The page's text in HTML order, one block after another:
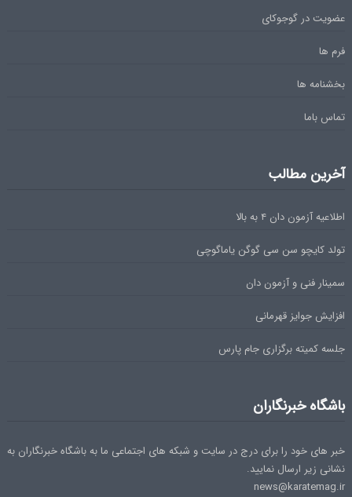
عضویت در گوجوکای
فرم ها
بخشنامه ها
تماس باما
آخرین مطالب
اطلاعیه آزمون دان ۴ به بالا
تولد کایچو سن سی گوگن یاماگوچی
سمینار فنی و آزمون دان
افزایش جوایز قهرمانی
جلسه کمیته برگزاری جام پارس
باشگاه خبرنگاران
خبر های خود را برای درج در سایت و شبکه های اجتماعی ما به باشگاه خبرنگاران به
نشانی زیر ارسال نمایید.
news@karatemag.ir